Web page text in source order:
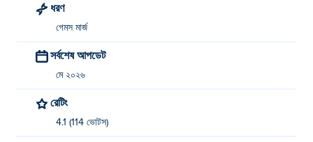
ধরণ
গেমস মার্জ
সর্বশেষ আপডেট
মে ২০২৬
রেটিং
4.1 (114 ভোটস)